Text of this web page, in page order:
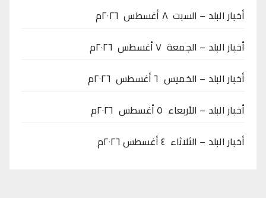
أخبار البلد – السبت ٨ أغسطس ٢٠٢٦م
أخبار البلد – الجمعة ٧ أغسطس ٢٠٢٦م
أخبار البلد – الخميس ٦ أغسطس ٢٠٢٦م
أخبار البلد – الأربعاء ٥ أغسطس ٢٠٢٦م
أخبار البلد – الثلاثاء ٤ أغسطس ٢٠٢٦م